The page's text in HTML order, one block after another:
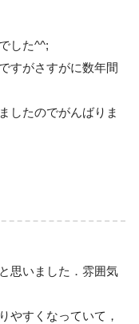
した^^;
すがさすがに数年間
したのでがんばりま
思いました．雰囲気
やすくなっていて，